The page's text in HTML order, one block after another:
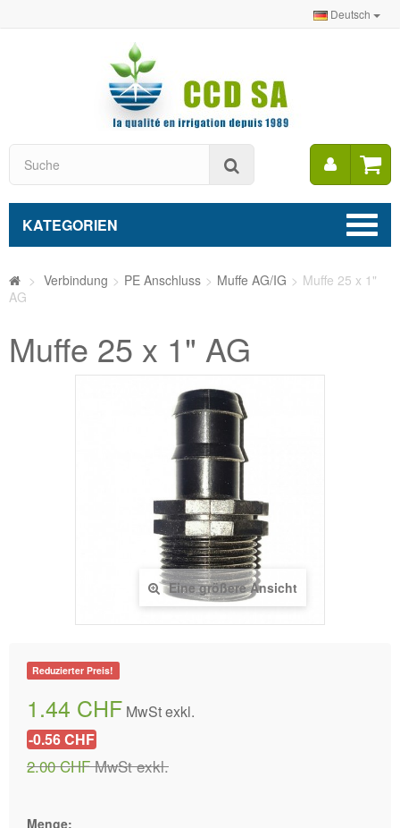
Deutsch
Mein
Konto
KATEGORIEN
> Verbindung > PE Anschluss > Muffe AG/IG > Muffe 25 x 1"
AG
Muffe 25 x 1" AG
Eine größere Ansicht
Reduzierter Preis!
1.44 CHF MwSt exkl.
-0.56 CHF
2.00 CHFMwSt exkl.
Menge: